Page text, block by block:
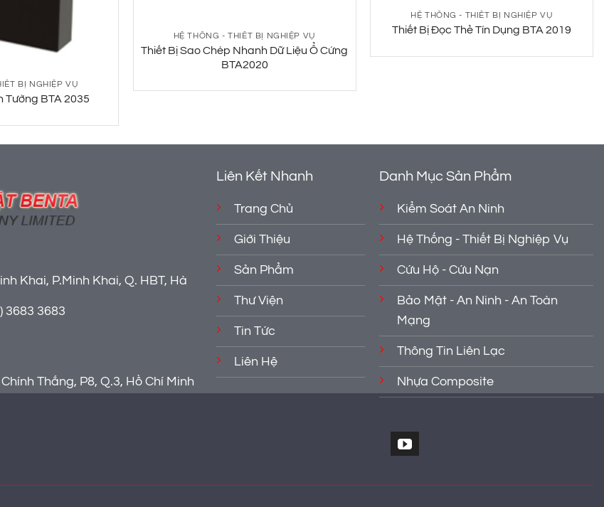
BỊ NGHIỆP VỤ
Tường BTA 2035
HỆ THỐNG - THIẾT BỊ NGHIỆP VỤ
Thiết Bị Sao Chép Nhanh Dữ Liệu Ổ Cứng
BTA2020
HỆ THỐNG - THIẾT BỊ NGHIỆP VỤ
Thiết Bị Đọc Thẻ Tín Dụng BTA 2019
Khai, P.Minh Khai, Q. HBT, Hà
3683 3683
Thắng, P8, Q.3, Hồ Chí Minh
Liên Kết Nhanh
Trang Chủ
Giới Thiệu
Sản Phẩm
Thư Viện
Tin Tức
Liên Hệ
Danh Mục Sản Phẩm
Kiểm Soát An Ninh
Hệ Thống - Thiết Bị Nghiệp Vụ
Cứu Hộ - Cứu Nạn
Bảo Mật - An Ninh - An Toàn
Mạng
Thông Tin Liên Lạc
Nhựa Composite